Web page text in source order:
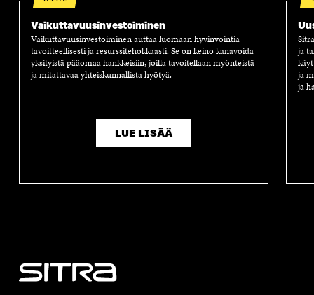
Vaikuttavuus­investoiminen
Vaikuttavuusinvestoiminen auttaa luomaan hyvinvointia
tavoitteellisesti ja resurssitehokkaasti. Se on keino kanavoida
yksityistä pääomaa hankkeisiin, joilla tavoitellaan myönteistä
ja mitattavaa yhteiskunnallista hyötyä.
LUE LISÄÄ
ja
ja
ja